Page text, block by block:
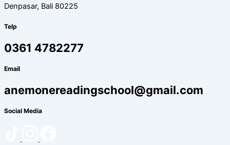
Denpasar, Bali 80225
Telp
0361 4782277
Email
anemonereadingschool@gmail.com
Social Media